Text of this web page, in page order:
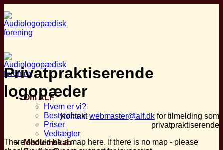
til
indhold
Om ALF
Hvem er vi?
Bestyrelsen
Priser
Vedtægter
Medlemskab
Privatpraktiserende
logopæder
Kontaktwebmaster@alf.dk for tilmelding som
privatpraktiserende
There should be a map here. If there is no map - please